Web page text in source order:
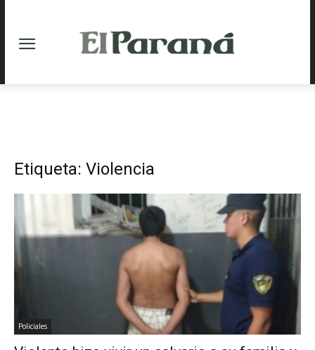
Etiqueta: Violencia
Policiales